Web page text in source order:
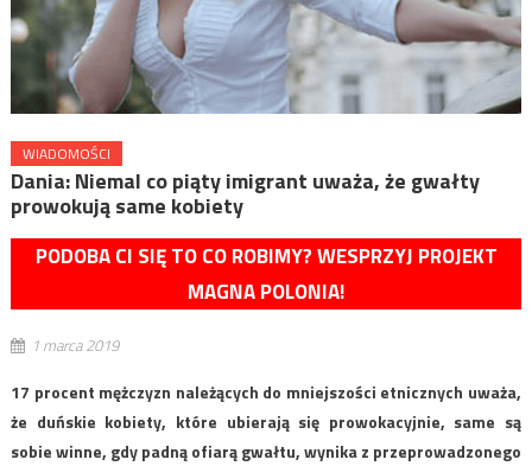
WIADOMOŚCI
Dania: Niemal co piąty imigrant uważa, że gwałty
prowokują same kobiety
PODOBA CI SIĘ TO CO ROBIMY? WESPRZYJ PROJEKT
MAGNA POLONIA!
1 marca 2019
17 procent mężczyzn należących do mniejszości etnicznych uważa,
że duńskie kobiety, które ubierają się prowokacyjnie, same są
sobie winne, gdy padną ofiarą gwałtu, wynika z przeprowadzonego